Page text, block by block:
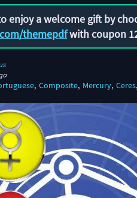
enjoy a welcome gift by
themepdfwith coupon
Composite Mercury Ceres